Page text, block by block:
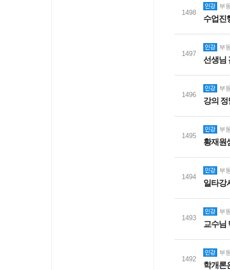
1498
부
수업진
1497
부
선생님
1496
부
강의
1495
부
황재원
1494
부
일타강
1493
부
교수님
1492
부
학개론